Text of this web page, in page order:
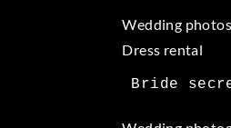
Wedding photos
Dress rental